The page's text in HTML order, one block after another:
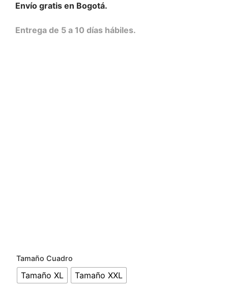
Envío gratis en Bogotá.
Entrega de 5 a 10 días hábiles.
Tamaño Cuadro
Tamaño XL Tamaño XXL